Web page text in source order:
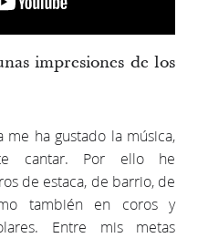
impresiones de los
me ha gustado la música,
cantar. Por ello he
de estaca, de barrio, de
también en coros y
Entre mis metas